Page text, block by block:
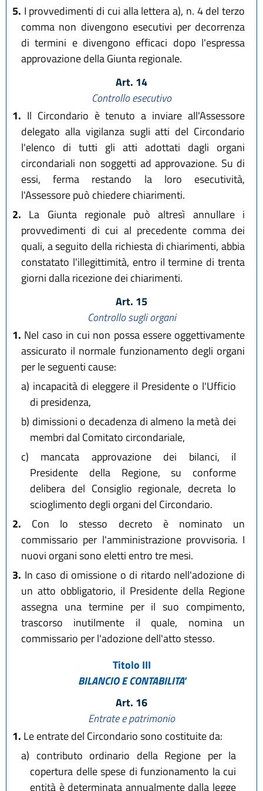
5. I provvedimenti di cui alla lettera a), n. 4 del terzo
comma non divengono esecutivi per decorrenza
di termini e divengono efficaci dopo l'espressa
approvazione della Giunta regionale.
Art. 14
Controllo esecutivo
1. Il Circondario è tenuto a inviare all'Assessore
delegato alla vigilanza sugli atti del Circondario
l'elenco di tutti gli atti adottati dagli organi
circondariali non soggetti ad approvazione. Su di
essi, ferma restando la loro esecutività,
l'Assessore può chiedere chiarimenti.
2. La Giunta regionale può altresì annullare i
provvedimenti di cui al precedente comma dei
quali, a seguito della richiesta di chiarimenti, abbia
constatato l'illegittimità, entro il termine di trenta
giorni dalla ricezione dei chiarimenti.
Art. 15
Controllo sugli organi
1. Nel caso in cui non possa essere oggettivamente
assicurato il normale funzionamento degli organi
per le seguenti cause:
a) incapacità di eleggere il Presidente o l'Ufficio
di presidenza,
b) dimissioni o decadenza di almeno la metà dei
membri dal Comitato circondariale,
c) mancata approvazione dei bilanci, il
Presidente della Regione, su conforme
delibera del Consiglio regionale, decreta lo
scioglimento degli organi del Circondario.
2. Con lo stesso decreto è nominato un
commissario per l'amministrazione provvisoria. I
nuovi organi sono eletti entro tre mesi.
3. In caso di omissione o di ritardo nell'adozione di
un atto obbligatorio, il Presidente della Regione
assegna una termine per il suo compimento,
trascorso inutilmente il quale, nomina un
commissario per l'adozione dell'atto stesso.
Titolo III
BILANCIO E CONTABILITA'
Art. 16
Entrate e patrimonio
1. Le entrate del Circondario sono costituite da:
a) contributo ordinario della Regione per la
copertura delle spese di funzionamento la cui
entità è determinata annualmente dalla legge